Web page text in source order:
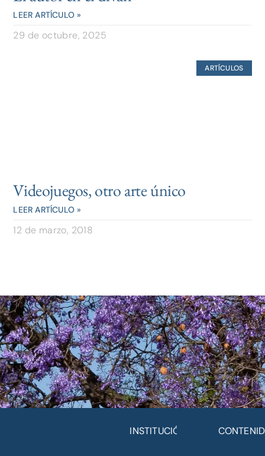
LEER ARTÍCULO »
29 de octubre, 2025
ARTÍCULOS
Videojuegos, otro arte único
LEER ARTÍCULO »
12 de marzo, 2018
INSTITUCIÓN